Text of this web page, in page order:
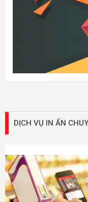
DỊCH VỤ IN ẤN